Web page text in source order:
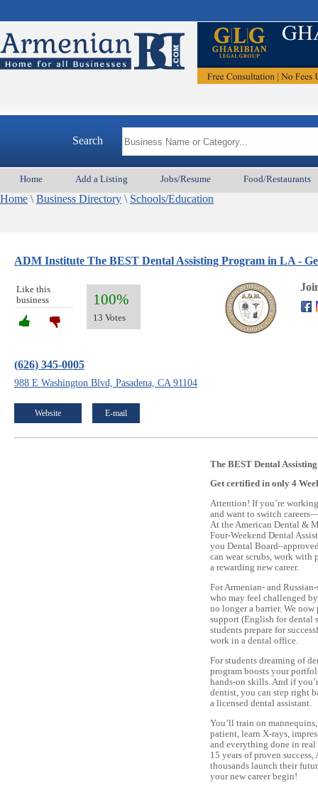
Search
Home Add a Listing Jobs/Resume Food/Restaurants
Home \ Business Directory \ Schools/Education
ADM Institute The BEST Dental Assisting Program in LA -
Like this
business
100%
13 Votes
(626) 345-0005
988 E Washington Blvd, Pasadena, CA 91104
Website E-mail
The BEST Dental
Get certified in only 4
Attention! If you’re
and want to switch
At the American Dental &
Four-Weekend Dental
you Dental
can wear scrubs, work with
a rewarding new career.
For Armenian- and
who may feel challenged
no longer a barrier. We
support (English for dental
students prepare for
work in a dental office.
For students dreaming of
program boosts your
hands-on skills. And if
dentist, you can step right
a licensed dental assistant.
You’ll train on
patient, learn X-rays,
and everything done in
15 years of proven
thousands launch their
your new career begin!